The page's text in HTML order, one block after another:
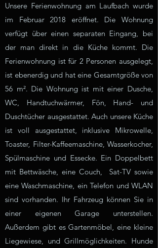
Unsere Ferienwohnung am Laufbach wurde
im Februar 2018 eröffnet. Die Wohnung
verfügt über einen separaten Eingang, bei
der man direkt in die Küche kommt. Die
Ferienwohnung ist für 2 Personen ausgelegt,
ist ebenerdig und hat eine Gesamtgröße von
56 m². Die Wohnung ist mit einer Dusche,
WC, Handtuchwärmer, Fön, Hand- und
Duschtücher ausgestattet. Auch unsere Küche
ist voll ausgestattet, inklusive Mikrowelle,
Toaster, Filter-Kaffeemaschine, Wasserkocher,
Spülmaschine und Essecke. Ein Doppelbett
mit Bettwäsche, eine Couch, Sat-TV sowie
eine Waschmaschine, ein Telefon und WLAN
sind vorhanden. Ihr Fahrzeug können Sie in
einer eigenen Garage unterstellen.
Außerdem gibt es Gartenmöbel, eine kleine
Liegewiese, und Grillmöglichkeiten. Hunde